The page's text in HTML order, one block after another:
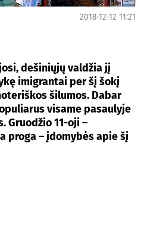
2018-12-12 11:21
dešiniųjų valdžia jį
imigrantai per šį šokį
šilumos. Dabar
visame pasaulyje
Gruodžio 11-oji –
proga – įdomybės apie šį